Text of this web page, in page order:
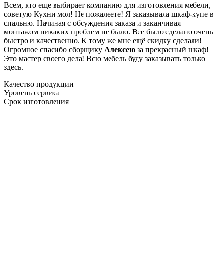
Всем, кто еще выбирает компанию для изготовления мебели,
советую Кухни мол! Не пожалеете! Я заказывала шкаф-купе в
спальню. Начиная с обсуждения заказа и заканчивая
монтажом никаких проблем не было. Все было сделано очень
быстро и качественно. К тому же мне ещё скидку сделали!
Огромное спасибо сборщику Алексею за прекрасный шкаф!
Это мастер своего дела! Всю мебель буду заказывать только
здесь.
Качество продукции
Уровень сервиса
Срок изготовления